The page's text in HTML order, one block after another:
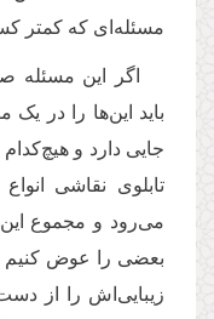
مسئله‌ای که کمتر
اگر این مسئله
باید این‌ها را در
جایی دارد و
تابلوی نقاشی
می‌رود و مجموع
بعضی را عوض کنیم
زیبایی‌اش را از